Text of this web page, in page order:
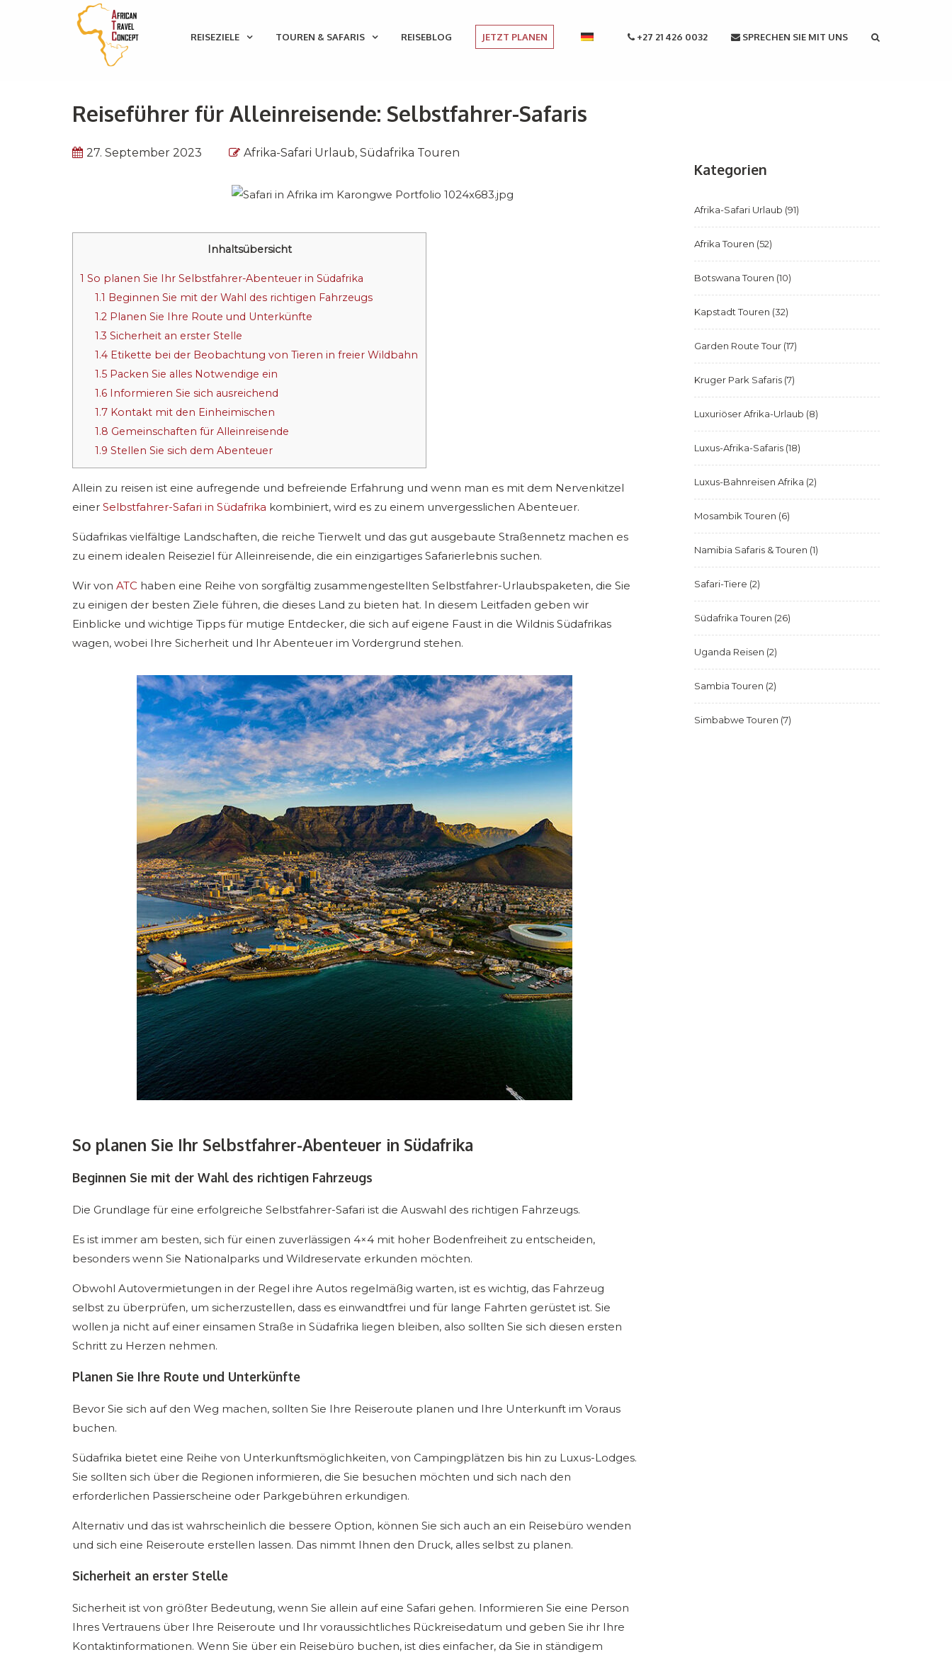
REISEZIELE TOUREN & SAFARIS REISEBLOG JETZT PLANEN +27 21 426 0032 SPRECHEN SIE MIT UNS
Reiseführer für Alleinreisende: Selbstfahrer-Safaris
27. September 2023 Afrika-Safari Urlaub, Südafrika Touren
Inhaltsübersicht
1 So planen Sie Ihr Selbstfahrer-Abenteuer in Südafrika
1.1 Beginnen Sie mit der Wahl des richtigen Fahrzeugs
1.2 Planen Sie Ihre Route und Unterkünfte
1.3 Sicherheit an erster Stelle
1.4 Etikette bei der Beobachtung von Tieren in freier Wildbahn
1.5 Packen Sie alles Notwendige ein
1.6 Informieren Sie sich ausreichend
1.7 Kontakt mit den Einheimischen
1.8 Gemeinschaften für Alleinreisende
1.9 Stellen Sie sich dem Abenteuer
Allein zu reisen ist eine aufregende und befreiende Erfahrung und wenn man es mit dem Nervenkitzel
einer Selbstfahrer-Safari in Südafrika kombiniert, wird es zu einem unvergesslichen Abenteuer.
Südafrikas vielfältige Landschaften, die reiche Tierwelt und das gut ausgebaute Straßennetz machen es
zu einem idealen Reiseziel für Alleinreisende, die ein einzigartiges Safarierlebnis suchen.
Wir von ATC haben eine Reihe von sorgfältig zusammengestellten Selbstfahrer-Urlaubspaketen, die Sie
zu einigen der besten Ziele führen, die dieses Land zu bieten hat. In diesem Leitfaden geben wir
Einblicke und wichtige Tipps für mutige Entdecker, die sich auf eigene Faust in die Wildnis Südafrikas
wagen, wobei Ihre Sicherheit und Ihr Abenteuer im Vordergrund stehen.
So planen Sie Ihr Selbstfahrer-Abenteuer in Südafrika
Beginnen Sie mit der Wahl des richtigen Fahrzeugs
Die Grundlage für eine erfolgreiche Selbstfahrer-Safari ist die Auswahl des richtigen Fahrzeugs.
Es ist immer am besten, sich für einen zuverlässigen 4×4 mit hoher Bodenfreiheit zu entscheiden,
besonders wenn Sie Nationalparks und Wildreservate erkunden möchten.
Obwohl Autovermietungen in der Regel ihre Autos regelmäßig warten, ist es wichtig, das Fahrzeug
selbst zu überprüfen, um sicherzustellen, dass es einwandtfrei und für lange Fahrten gerüstet ist. Sie
wollen ja nicht auf einer einsamen Straße in Südafrika liegen bleiben, also sollten Sie sich diesen ersten
Schritt zu Herzen nehmen.
Planen Sie Ihre Route und Unterkünfte
Bevor Sie sich auf den Weg machen, sollten Sie Ihre Reiseroute planen und Ihre Unterkunft im Voraus
buchen.
Südafrika bietet eine Reihe von Unterkunftsmöglichkeiten, von Campingplätzen bis hin zu Luxus-Lodges.
Sie sollten sich über die Regionen informieren, die Sie besuchen möchten und sich nach den
erforderlichen Passierscheine oder Parkgebühren erkundigen.
Alternativ und das ist wahrscheinlich die bessere Option, können Sie sich auch an ein Reisebüro wenden
und sich eine Reiseroute erstellen lassen. Das nimmt Ihnen den Druck, alles selbst zu planen.
Sicherheit an erster Stelle
Sicherheit ist von größter Bedeutung, wenn Sie allein auf eine Safari gehen. Informieren Sie eine Person
Ihres Vertrauens über Ihre Reiseroute und Ihr voraussichtliches Rückreisedatum und geben Sie ihr Ihre
Kontaktinformationen. Wenn Sie über ein Reisebüro buchen, ist dies einfacher, da Sie in ständigem
Kategorien
Afrika-Safari Urlaub (91)
Afrika Touren (52)
Botswana Touren (10)
Kapstadt Touren (32)
Garden Route Tour(17)
Kruger Park Safaris(7)
Luxuriöser Afrika-Urlaub (8)
Luxus-Afrika-Safaris(18)
Luxus-Bahnreisen Afrika (2)
Mosambik Touren (6)
Namibia Safaris & Touren (1)
Safari-Tiere (2)
Südafrika Touren (26)
Uganda Reisen (2)
Sambia Touren (2)
Simbabwe Touren (7)